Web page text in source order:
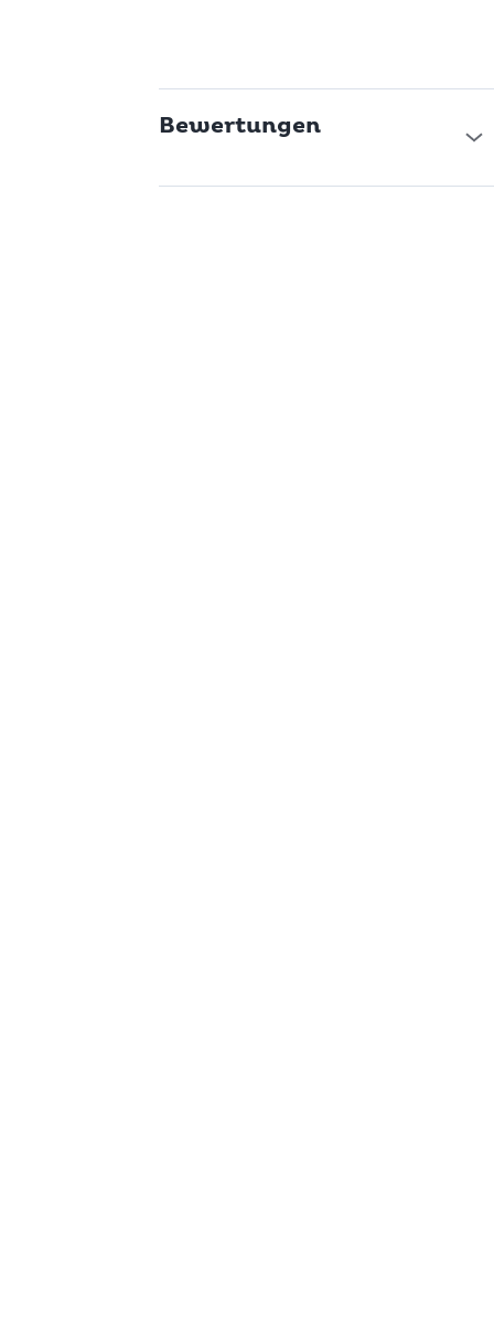
Bewertungen